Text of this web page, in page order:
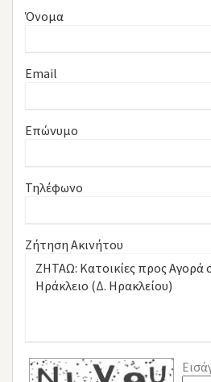
Όνομα
Email
Επώνυμο
Τηλέφωνο
Ζήτηση Ακινήτου